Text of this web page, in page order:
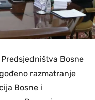
Bosne
razmatranje
Bоsnе i